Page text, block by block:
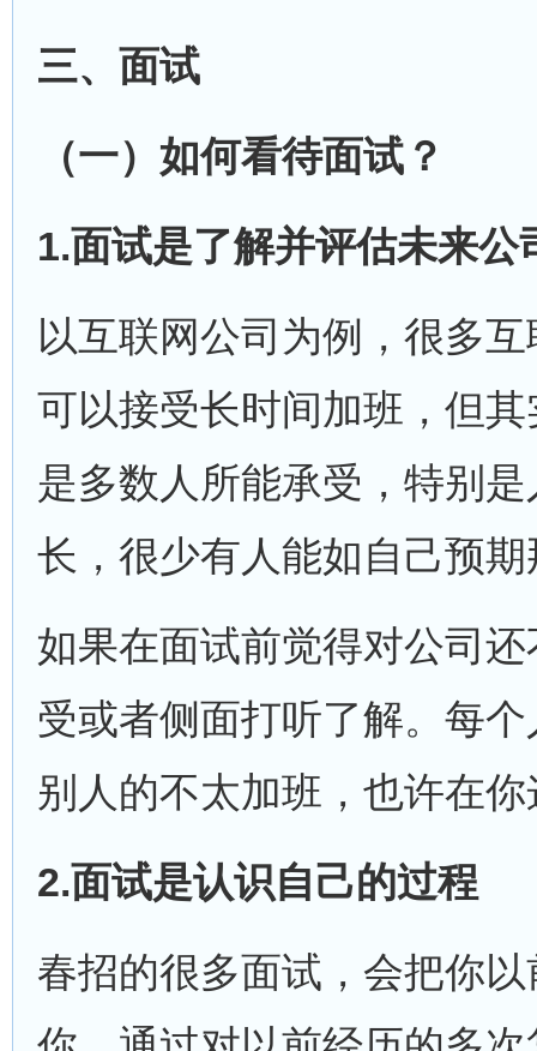
三、面试
（一）如何看待面试？
1.面试是了解并评估未来公
以互联网公司为例，很多
可以接受长时间加班，但
是多数人所能承受，特别
长，很少有人能如自己预
如果在面试前觉得对公司
受或者侧面打听了解。每
别人的不太加班，也许在
2.面试是认识自己的过程
春招的很多面试，会把你